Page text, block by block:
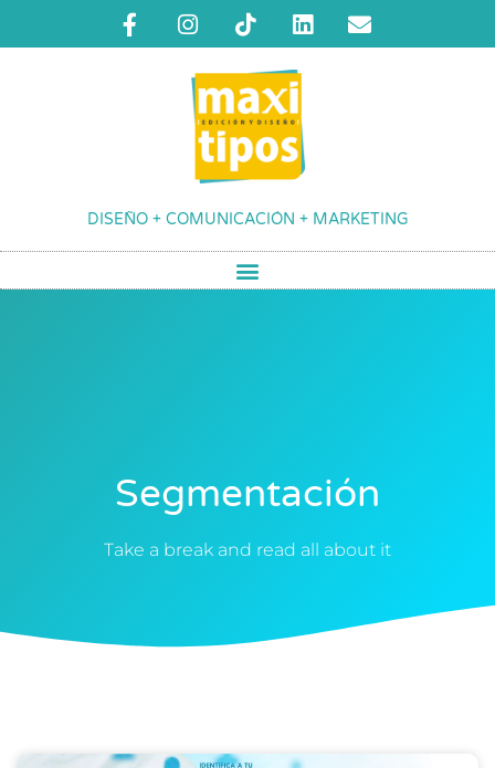
DISEÑO + COMUNICACIÓN + MARKETING
Segmentación
Take a break and read all about it